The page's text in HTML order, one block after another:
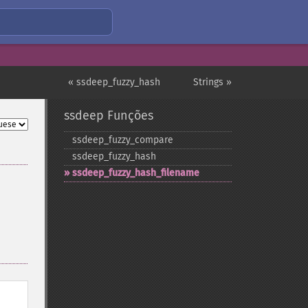
Strings »
« ssdeep_fuzzy_hash
ssdeep Funções
ssdeep_​fuzzy_​compare
ssdeep_​fuzzy_​hash
ssdeep_​fuzzy_​hash_​filename